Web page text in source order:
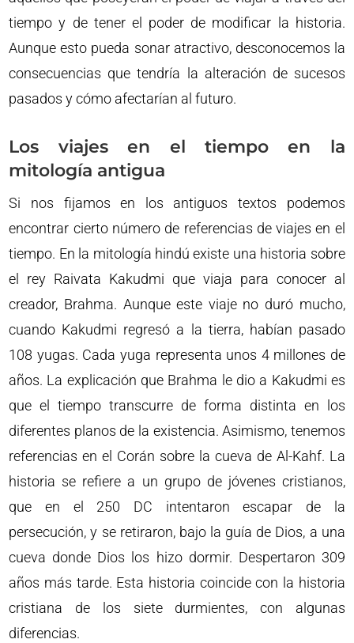
tiempo y de tener el poder de modificar la historia.
Aunque esto pueda sonar atractivo, desconocemos la
consecuencias que tendría la alteración de sucesos
pasados y cómo afectarían al futuro.
Los viajes en el tiempo en la
mitología antigua
Si nos fijamos en los antiguos textos podemos
encontrar cierto número de referencias de viajes en el
tiempo. En la mitología hindú existe una historia sobre
el rey Raivata Kakudmi que viaja para conocer al
creador, Brahma. Aunque este viaje no duró mucho,
cuando Kakudmi regresó a la tierra, habían pasado
108 yugas. Cada yuga representa unos 4 millones de
años. La explicación que Brahma le dio a Kakudmi es
que el tiempo transcurre de forma distinta en los
diferentes planos de la existencia. Asimismo, tenemos
referencias en el Corán sobre la cueva de Al-Kahf. La
historia se refiere a un grupo de jóvenes cristianos,
que en el 250 DC intentaron escapar de la
persecución, y se retiraron, bajo la guía de Dios, a una
cueva donde Dios los hizo dormir. Despertaron 309
años más tarde. Esta historia coincide con la historia
cristiana de los siete durmientes, con algunas
diferencias.